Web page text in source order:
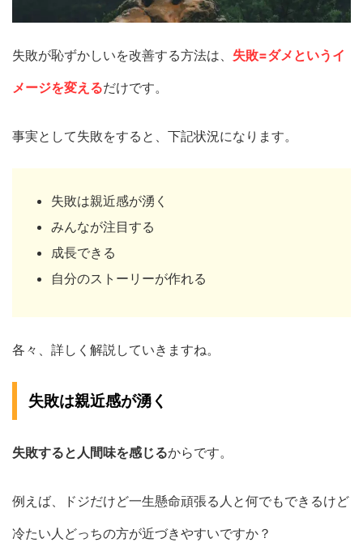
失敗が恥ずかしいを改善する方法は、 失敗=ダメというイ
メージを変えるだけです。
事実として失敗をすると、下記状況になります。
失敗は親近感が湧く
みんなが注目する
成長できる
自分のストーリーが作れる
各々、詳しく解説していきますね。
失敗は親近感が湧く
失敗すると人間味を感じるからです。
例えば、ドジだけど一生懸命頑張る人と何でもできるけど
冷たい人どっちの方が近づきやすいですか？